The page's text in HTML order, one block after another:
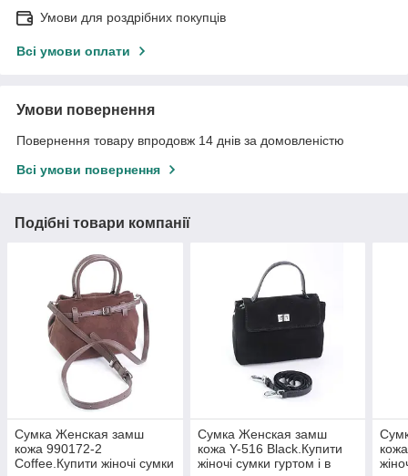
Умови для роздрібних покупців
Всі умови оплати
Умови повернення
Повернення товару впродовж 14 днів за домовленістю
Всі умови повернення
Подібні товари компанії
Сумка Женская замш
кожа 990172-2
Coffee.Купити жіночі сумки
Сумка Женская замш
кожа Y-516 Black.Купити
жіночі сумки гуртом і в